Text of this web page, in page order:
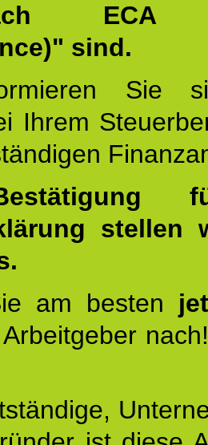
ECA
sind.
Sie
Ihrem
stellen
am besten